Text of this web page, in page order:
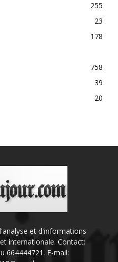
255
23
178
758
39
20
et d'informations
internationale. Contact:
664444721. E-mail: